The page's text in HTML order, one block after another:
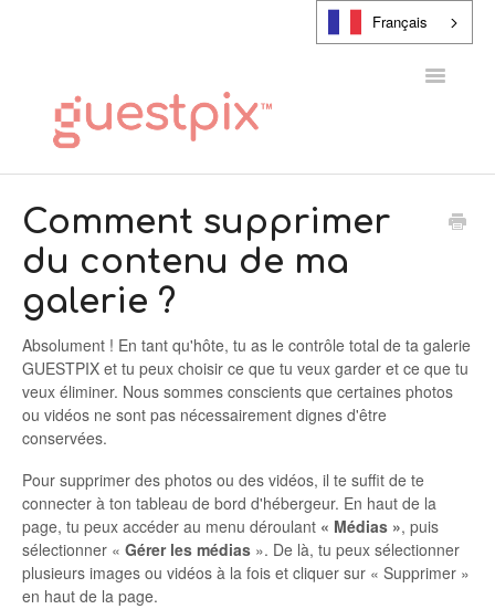
Français
Toggle
CONTACT
Comment supprimer
du contenu de ma
galerie ?
Absolument ! En tant qu'hôte, tu as le contrôle total de ta galerie
GUESTPIX et tu peux choisir ce que tu veux garder et ce que tu
veux éliminer. Nous sommes conscients que certaines photos
ou vidéos ne sont pas nécessairement dignes d'être
conservées.
Pour supprimer des photos ou des vidéos, il te suffit de te
connecter à ton tableau de bord d'hébergeur. En haut de la
page, tu peux accéder au menu déroulant « Médias », puis
sélectionner « Gérer les médias ». De là, tu peux sélectionner
plusieurs images ou vidéos à la fois et cliquer sur « Supprimer »
en haut de la page.